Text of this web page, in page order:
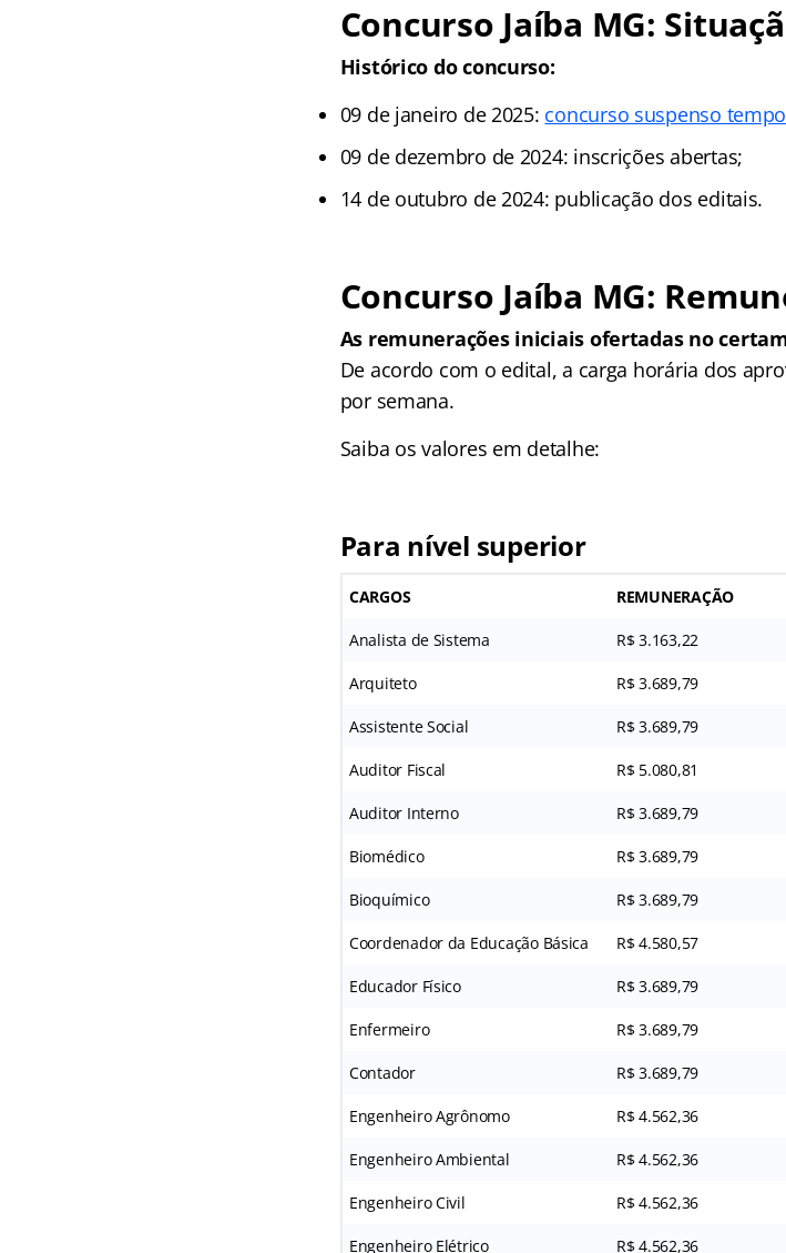
Concurso Jaíba MG:
Histórico do concurso:
09 de janeiro de 2025: concurso suspenso
09 de dezembro de 2024: inscrições abertas;
14 de outubro de 2024: publicação dos editais.
Concurso Jaíba MG:
As remunerações iniciais ofertadas no
De acordo com o edital, a carga horária dos
por semana.
Saiba os valores em detalhe:
Para nível superior
CARGOS REMUNERAÇÃO
Analista de Sistema R$ 3.163,22
Arquiteto R$ 3.689,79
Assistente Social R$ 3.689,79
Auditor Fiscal R$ 5.080,81
Auditor Interno R$ 3.689,79
Biomédico R$ 3.689,79
Bioquímico R$ 3.689,79
Coordenador da Educação Básica R$ 4.580,57
Educador Físico R$ 3.689,79
Enfermeiro R$ 3.689,79
Contador R$ 3.689,79
Engenheiro Agrônomo R$ 4.562,36
Engenheiro Ambiental R$ 4.562,36
Engenheiro Civil R$ 4.562,36
Engenheiro Elétrico R$ 4.562,36